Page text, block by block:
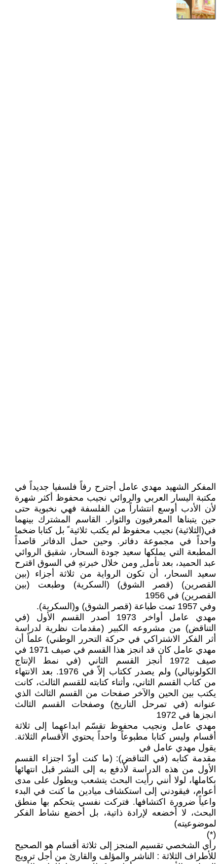
المفكر الشهيد مهدي عامل أجترح رفاً فلسفيا جديداً في
مكتبة اليسار العربي والروائي نجيب محفوظ أكثر شهرة
لأن الأدب أوسع انتشاراً من الفلسفة فهي نخبوية حتى
حين يتبناها المعرفيون والثوار. القاسم المشترك بينهما
في(الثلاثية) نجيب محفوظ لم يكتب ثلاثية ً بل كتابا ضخما
واحداً في مجموعة دفاتر. وحين حمل الدفاتر قاصداً
المطبعة التي يملكها سعيد جودة السحار، شقيق الروائي
عبد الحميد، بعد تأمل ٍ ومن خلال خبرتهِ في السوق اقترح
سعيد السحار، أن تكون الرواية من ثلاثة أجزاء (بين
القصرين) (قصر الشوق) (السكرية) وطبعت (بين
القصرين) في 1956
وفي 1957 تمت طباعة (قصر الشوق) و(السكرية).
مهدي عامل أواخر 1973 أصدر القسم الأول (في
التناقض) من مشروعه الكبير (مقدمات نظرية لدراسة
أثر الفكر الاشتراكي في حركة التحرر الوطني) علماً أن
مهدي عامل كان قد انجز هذا القسم في صيف 1971 في
صيف 1972 أنجز القسم الثاني (في نمط الإنتاج
الكولونيالي) ولم يصدر ككتاب إلاّ في 1976. بعد الانتهاء
من كتاب القسم الثاني، وأثناء كتابته للقسم الثالث، كانت
يكتب بين الحين والآخر صفحات من القسم الثالث الذي
عنوانه (في تمرحل التاريخ) وصفحات القسم الثالث
انجزها في 1972
مهدي عامل ونجيب محفوظ تقسّم ابداعهما إلى ثلاثة
أقسام وليس كتابا مطبوعاً واحداً يحتوي الأقسام الثلاثة.
يقول مهدي عامل في
مقدمة كتابه (في التناقض): (ما كنت أودّ اجتزاء القسم
الأول من هذه الدراسة لأدفع به إلى النشر قبل انتهائها
بكاملها، لولا أنني رأيت البحث يتشعب ويطول على مدى
أعوام، فيقودني إلى استكشاف ميادين ما كنت في البدء
واعياً ضرورة اكتشافها. فتركت نفسي يتحكم بها منطق
البحث، لا أخضعه لإرادة ذاتية، بل أخضع نشاط الفكر
لموضوعيته)
(*)
رأي الشخصي تقسيم المنجز إلى ثلاثة أقسام هو الصحيح
للأطراف الثلاثة : الناشر والمؤلف والقارئ من أجل ترويج